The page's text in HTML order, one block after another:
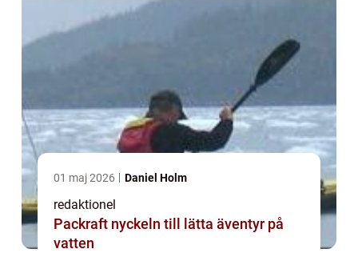
01 maj 2026 Daniel Holm
redaktionel
Packraft nyckeln till lätta äventyr på
vatten